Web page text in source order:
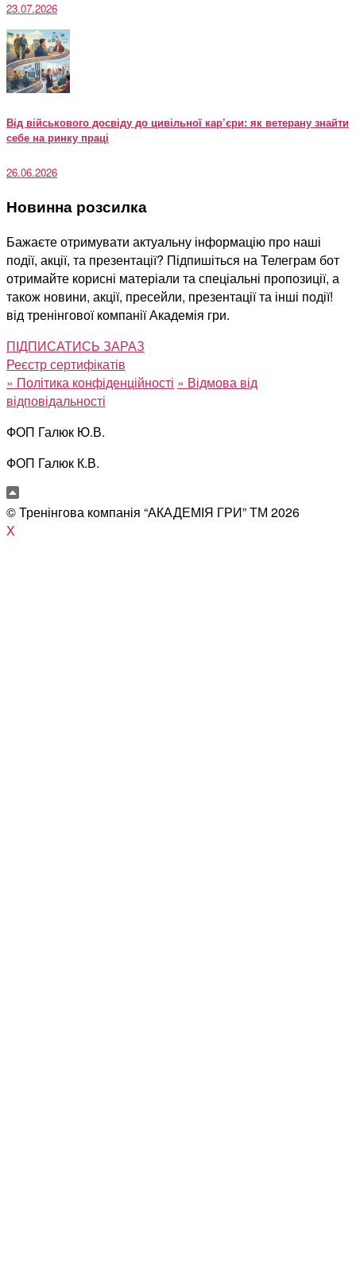
23.07.2026
Від військового досвіду до цивільної кар’єри: як ветерану знайти
себе на ринку праці
26.06.2026
Новинна розсилка
Бажаєте отримувати актуальну інформацію про наші
події, акції, та презентації? Підпишіться на Телеграм бот
отримайте корисні матеріали та спеціальні пропозиції, а
також новини, акції, пресейли, презентації та інші події!
від тренінгової компанії Академія гри.
ПІДПИСАТИСЬ ЗАРАЗ
Реєстр сертифікатів
» Політика конфіденційності » Відмова від
відповідальності
ФОП Галюк Ю.В.
ФОП Галюк К.В.
© Тренінгова компанія “АКАДЕМІЯ ГРИ” ТМ 2026
X